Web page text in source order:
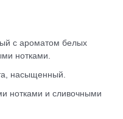
с ароматом белых
нотками.
насыщенный.
нотками и сливочными